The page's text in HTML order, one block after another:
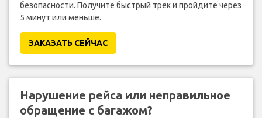
безопасности. Получите быстрый трек и пройдите через
5 минут или меньше.
ЗАКАЗАТЬ СЕЙЧАС
Нарушение рейса или неправильное
обращение с багажом?